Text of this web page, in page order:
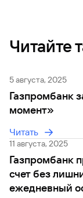
мошенникам?
Помощь по
кредиту
Оформить
страхование
карты
онлайн
Стать
клиентом
Газпромбанка
Открытый
API
курсов
валют и
металлов
открытия
счета
Быстрый
поиск
по
сайту
Вклады
Читайте
5 августа, 2025
Газпромбанк
момент»
Читать
11 августа, 2025
Газпромбанк
счет без
ежедневный